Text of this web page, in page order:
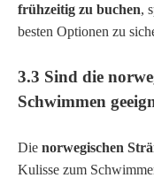
frühzeitig zu buchen,
besten Optionen zu
3.3 Sind die
Schwimmen
Die norwegischen
Kulisse zum